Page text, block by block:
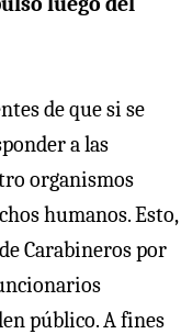
de que si se
a las
organismos
humanos. Esto,
Carabineros por
público. A fines